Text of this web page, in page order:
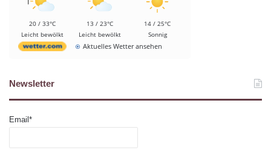
20 / 33°C
Leicht bewölkt
13 / 23°C
Leicht bewölkt
14 / 25°C
Sonnig
Aktuelles Wetter ansehen
Newsletter
Email*